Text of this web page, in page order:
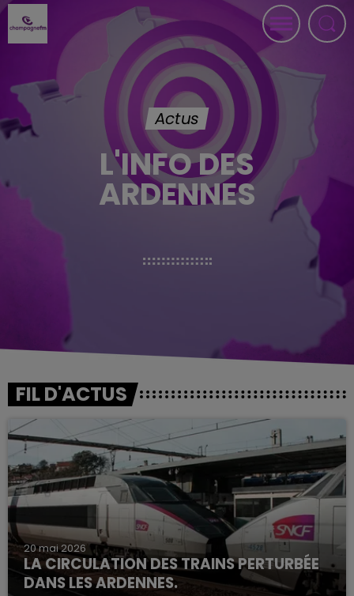
Actus
L'INFO DES
ARDENNES
FIL D'ACTUS
20 mai 2026
LA CIRCULATION DES TRAINS PERTURBÉE
DANS LES ARDENNES.